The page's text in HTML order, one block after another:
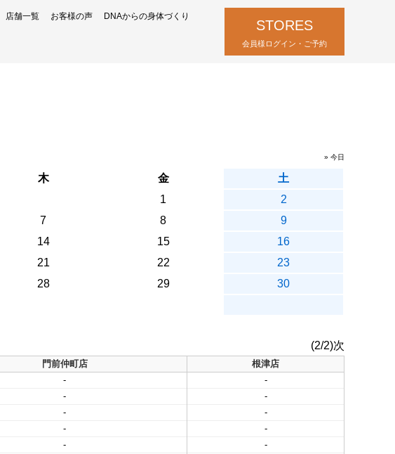
店舗一覧 お客様の声 DNAからの身体づくり
STORES
会員様ログイン・ご予約
» 今日
木 金
土
1
2
7 8
9
14 15
16
21 22
23
28 29
30
(2/2)次
門前仲町店
根津店
-
-
-
-
-
-
-
-
-
-